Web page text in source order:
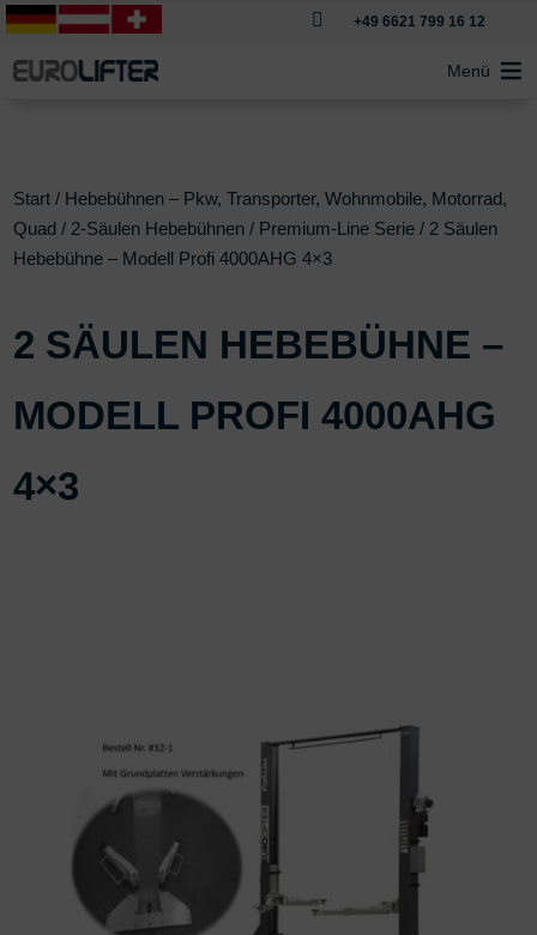
 +49 6621 799 16 12
Menü
Start / Hebebühnen – Pkw, Transporter, Wohnmobile, Motorrad,
Quad / 2-Säulen Hebebühnen / Premium-Line Serie / 2 Säulen
Hebebühne – Modell Profi 4000AHG 4×3
2 SÄULEN HEBEBÜHNE –
MODELL PROFI 4000AHG
4×3